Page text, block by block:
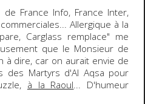
de France Info, France Inter,
Allergique à la
Carglass remplace" me
que le Monsieur de
à dire, car on aurait envie de
des Martyrs d'Al Aqsa pour
à la Raoul... D'humeur